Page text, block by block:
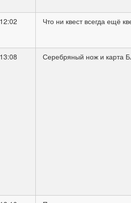
12:02 Что ни квест всегда ещё
13:08 Серебряный нож и карта